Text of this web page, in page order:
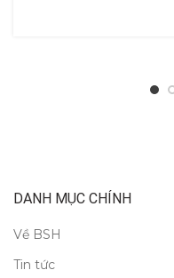
DANH MỤC CHÍNH
Về BSH
Tin tức